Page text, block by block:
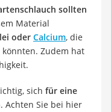
sollten
Material
oder Calcium, die
Zudem hat
sich für eine
. Achten Sie bei hier